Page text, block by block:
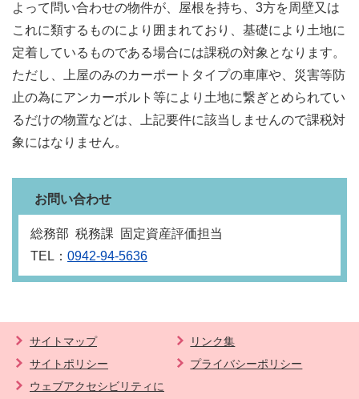
よって問い合わせの物件が、屋根を持ち、3方を周壁又は
これに類するものにより囲まれており、基礎により土地に
定着しているものである場合には課税の対象となります。
ただし、上屋のみのカーポートタイプの車庫や、災害等防
止の為にアンカーボルト等により土地に繋ぎとめられてい
るだけの物置などは、上記要件に該当しませんので課税対
象にはなりません。
お問い合わせ
総務部 税務課 固定資産評価担当
TEL： 0942-94-5636
サイトマップ
リンク集
サイトポリシー
プライバシーポリシー
ウェブアクセシビリティに